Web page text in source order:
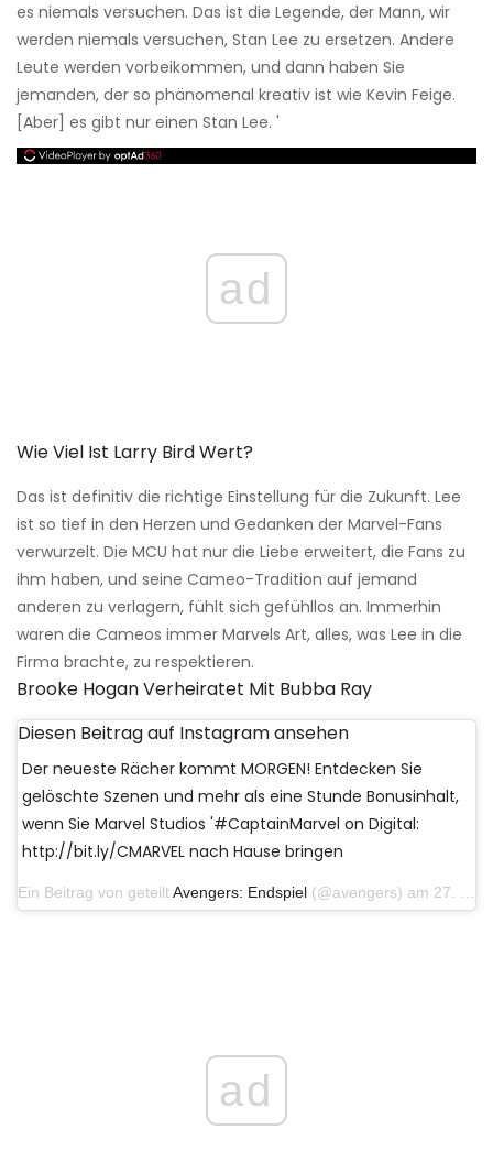
es niemals versuchen. Das ist die Legende, der Mann, wir
werden niemals versuchen, Stan Lee zu ersetzen. Andere
Leute werden vorbeikommen, und dann haben Sie
jemanden, der so phänomenal kreativ ist wie Kevin Feige.
[Aber] es gibt nur einen Stan Lee. '
ad
Wie Viel Ist Larry Bird Wert?
Das ist definitiv die richtige Einstellung für die Zukunft. Lee
ist so tief in den Herzen und Gedanken der Marvel-Fans
verwurzelt. Die MCU hat nur die Liebe erweitert, die Fans zu
ihm haben, und seine Cameo-Tradition auf jemand
anderen zu verlagern, fühlt sich gefühllos an. Immerhin
waren die Cameos immer Marvels Art, alles, was Lee in die
Firma brachte, zu respektieren.
Brooke Hogan Verheiratet Mit Bubba Ray
Diesen Beitrag auf Instagram ansehen
Der neueste Rächer kommt MORGEN! Entdecken Sie
gelöschte Szenen und mehr als eine Stunde Bonusinhalt,
wenn Sie Marvel Studios '#CaptainMarvel on Digital:
http://bit.ly/CMARVEL nach Hause bringen
Ein Beitrag von geteiltAvengers: Endspiel (@avengers) am 27. Mai 2019 um 12:53 Uhr PDT
ad